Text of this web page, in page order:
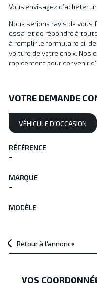
ACCÈS ET
Private/
Financements
Reprise
Jobs
Actualités
Vous envisagez d’acheter
Nous serions ravis de vous
essai et de répondre à
à remplir le formulaire ci-
voiture de votre choix. Nos
rapidement pour convenir
VOTRE DEMANDE
VÉHICULE D'OCCASION
RÉFÉRENCE
-
MARQUE
-
MODÈLE
Retour à l'annonce
VOS